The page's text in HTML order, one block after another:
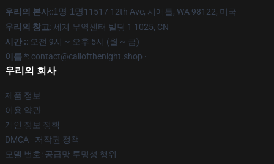
우리의 본사::1명 1명11517 12th Ave, 시애틀, WA 98122, 미국
우리의 창고: 세계 무역센터 빌딩 1 1025, CN
시간 :: 오전 9시 ~ 오후 5시 (월 ~ 금)
이름 *: contact@callofthenight.shop ·
우리의 회사
제품 정보
이용 약관
개인 정보 정책
DMCA - 저작권 정책
모델 번호: 공급망 투명성 행위